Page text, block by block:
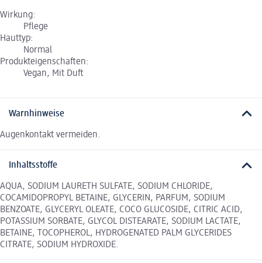
Wirkung:
Pflege
Hauttyp:
Normal
Produkteigenschaften:
Vegan, Mit Duft
Warnhinweise
Augenkontakt vermeiden.
Inhaltsstoffe
AQUA, SODIUM LAURETH SULFATE, SODIUM CHLORIDE,
COCAMIDOPROPYL BETAINE, GLYCERIN, PARFUM, SODIUM
BENZOATE, GLYCERYL OLEATE, COCO GLUCOSIDE, CITRIC ACID,
POTASSIUM SORBATE, GLYCOL DISTEARATE, SODIUM LACTATE,
BETAINE, TOCOPHEROL, HYDROGENATED PALM GLYCERIDES
CITRATE, SODIUM HYDROXIDE.